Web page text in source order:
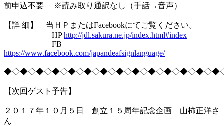
前申込不要 ※読み取り通訳なし（手話→音声）
【詳 細】 当ＨＰまたはFacebookにてご覧ください。
HPhttp://jdl.sakura.ne.jp/index.html#index
FB
https://www.facebook.com/japandeafsignlanguage/
【次回ゲスト予告】
２０１７年１０月５日 創立１５周年記念企画 山柿正洋さ
ん